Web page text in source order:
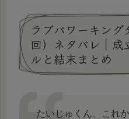
ラブパワーキン
回）ネタバレ｜
ルと結末まとめ
たいじゅくん、これ